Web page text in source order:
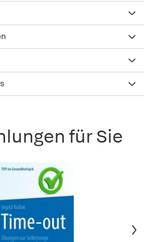
für Sie